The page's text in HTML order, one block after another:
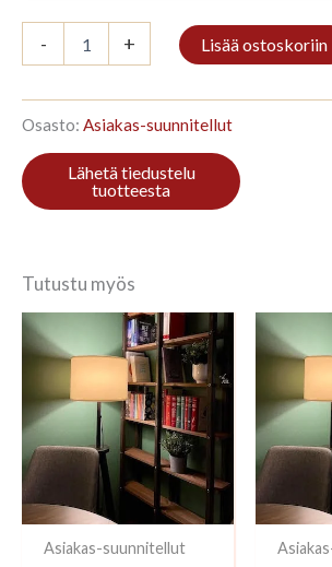
-
5/8
Tammi
määrä
+ Lisää ostoskoriin
Osasto: Asiakas-suunnitellut
Tutustu myös
Asiakas-suunnitellut